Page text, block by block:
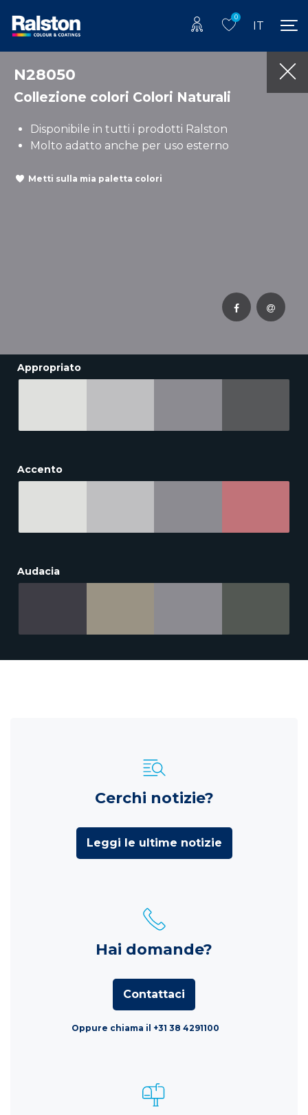
0
IT
N28050
Collezione colori Colori Naturali
Disponibile in tutti i prodotti Ralston
Molto adatto anche per uso esterno
Metti sulla mia paletta colori
Appropriato
Accento
Audacia
Cerchi notizie?
Leggi le ultime notizie
Hai domande?
Contattaci
Oppure chiama il +31 38 4291100